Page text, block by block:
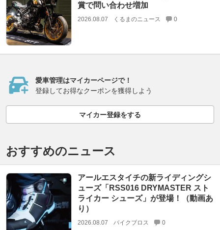
賞で問い合わせ増加
2026.08.07 くるまのニュース 0
愛車管理はマイカーページで！
登録してお得なクーポンを獲得しよう
マイカー登録をする
おすすめのニュース
アールエスタイチの新ライディングシ
ューズ「RSS016 DRYMASTER スト
ライカー シューズ」が登場！（動画あ
り）
2026.08.07 バイクブロス 0